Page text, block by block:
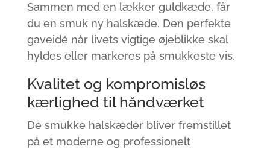
Sammen med en lækker guldkæde, får
du en smuk ny halskæde. Den perfekte
gaveidé når livets vigtige øjeblikke skal
hyldes eller markeres på smukkeste vis.
Kvalitet og kompromisløs
kærlighed til håndværket
De smukke halskæder bliver fremstillet
på et moderne og professionelt